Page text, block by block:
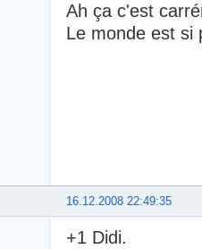
Ah ça c'est
Le monde est si
16.12.2008 22:49:35
+1 Didi.